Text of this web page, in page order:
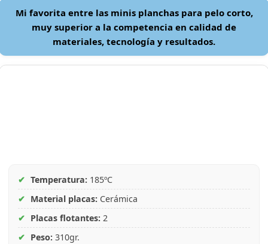
Mi favorita entre las minis planchas para pelo corto,
muy superior a la competencia en calidad de
materiales, tecnología y resultados.
✔ Temperatura: 185ºC
✔ Material placas: Cerámica
✔ Placas flotantes: 2
✔ Peso: 310gr.